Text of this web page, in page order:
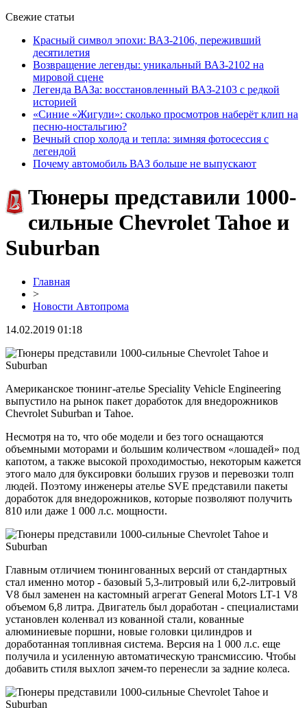
Свежие статьи
Красный символ эпохи: ВАЗ-2106, переживший
десятилетия
Возвращение легенды: уникальный ВАЗ-2102 на
мировой сцене
Легенда ВАЗа: восстановленный ВАЗ-2103 с редкой
историей
«Синие «Жигули»: сколько просмотров наберёт клип на
песню-ностальгию?
Вечный спор холода и тепла: зимняя фотосессия с
легендой
Почему автомобиль ВАЗ больше не выпускают
Тюнеры представили 1000-
сильные Chevrolet Tahoe и
Suburban
Главная
>
Новости Автопрома
14.02.2019 01:18
Американское тюнинг-ателье Speciality Vehicle Engineering
выпустило на рынок пакет доработок для внедорожников
Chevrolet Suburban и Tahoe.
Несмотря на то, что обе модели и без того оснащаются
объемными моторами и большим количеством «лошадей» под
капотом, а также высокой проходимостью, некоторым кажется
этого мало для буксировки больших грузов и перевозки толп
людей. Поэтому инженеры ателье SVE представили пакеты
доработок для внедорожников, которые позволяют получить
810 или даже 1 000 л.с. мощности.
Главным отличием тюнингованных версий от стандартных
стал именно мотор - базовый 5,3-литровый или 6,2-литровый
V8 был заменен на кастомный агрегат General Motors LT-1 V8
объемом 6,8 литра. Двигатель был доработан - специалистами
установлен коленвал из кованной стали, кованные
алюминиевые поршни, новые головки цилиндров и
доработанная топливная система. Версия на 1 000 л.с. еще
получила и усиленную автоматическую трансмиссию. Чтобы
добавить стиля выхлоп зачем-то перенесли за задние колеса.